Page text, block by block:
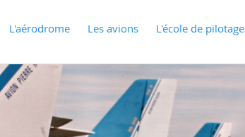
L'aérodrome Les avions L'école de pilotage